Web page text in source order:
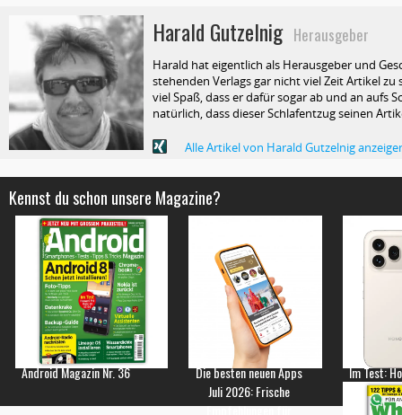
Harald GutzelnigHerausgeber
Harald hat eigentlich als Herausgeber und
stehenden Verlags gar nicht viel Zeit Artikel
viel Spaß, dass er dafür sogar ab und an aufs
natürlich, dass dieser Schlafentzug seinen
Alle Artikel von Harald Gutzelnig
Kennst du schon unsere Magazine?
Android Magazin Nr. 36
Die besten neuen Apps
Juli 2026: Frische
Empfehlungen für
Im Test: